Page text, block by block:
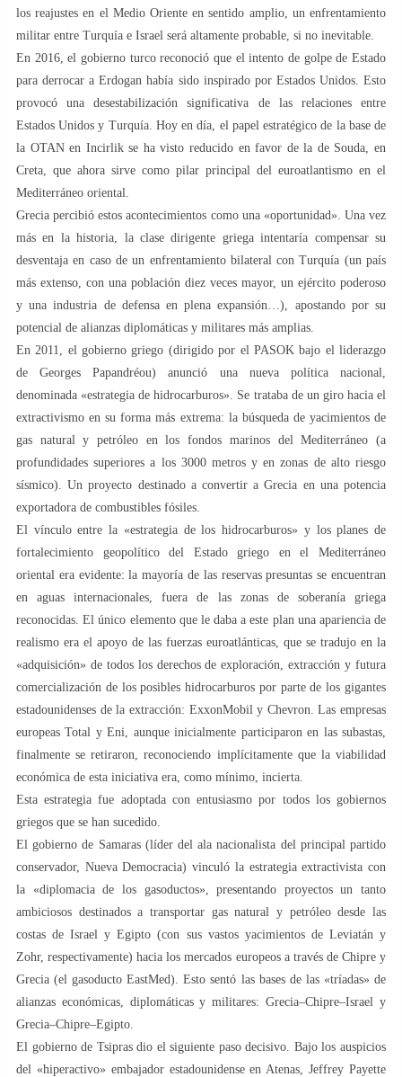
los reajustes en el Medio Oriente en sentido amplio, un enfrentamiento
militar entre Turquía e Israel será altamente probable, si no inevitable.
En 2016, el gobierno turco reconoció que el intento de golpe de Estado
para derrocar a Erdogan había sido inspirado por Estados Unidos. Esto
provocó una desestabilización significativa de las relaciones entre
Estados Unidos y Turquía. Hoy en día, el papel estratégico de la base de
la OTAN en Incirlik se ha visto reducido en favor de la de Souda, en
Creta, que ahora sirve como pilar principal del euroatlantismo en el
Mediterráneo oriental.
Grecia percibió estos acontecimientos como una «oportunidad». Una vez
más en la historia, la clase dirigente griega intentaría compensar su
desventaja en caso de un enfrentamiento bilateral con Turquía (un país
más extenso, con una población diez veces mayor, un ejército poderoso
y una industria de defensa en plena expansión…), apostando por su
potencial de alianzas diplomáticas y militares más amplias.
En 2011, el gobierno griego (dirigido por el PASOK bajo el liderazgo
de Georges Papandréou) anunció una nueva política nacional,
denominada «estrategia de hidrocarburos». Se trataba de un giro hacia el
extractivismo en su forma más extrema: la búsqueda de yacimientos de
gas natural y petróleo en los fondos marinos del Mediterráneo (a
profundidades superiores a los 3000 metros y en zonas de alto riesgo
sísmico). Un proyecto destinado a convertir a Grecia en una potencia
exportadora de combustibles fósiles.
El vínculo entre la «estrategia de los hidrocarburos» y los planes de
fortalecimiento geopolítico del Estado griego en el Mediterráneo
oriental era evidente: la mayoría de las reservas presuntas se encuentran
en aguas internacionales, fuera de las zonas de soberanía griega
reconocidas. El único elemento que le daba a este plan una apariencia de
realismo era el apoyo de las fuerzas euroatlánticas, que se tradujo en la
«adquisición» de todos los derechos de exploración, extracción y futura
comercialización de los posibles hidrocarburos por parte de los gigantes
estadounidenses de la extracción: ExxonMobil y Chevron. Las empresas
europeas Total y Eni, aunque inicialmente participaron en las subastas,
finalmente se retiraron, reconociendo implícitamente que la viabilidad
económica de esta iniciativa era, como mínimo, incierta.
Esta estrategia fue adoptada con entusiasmo por todos los gobiernos
griegos que se han sucedido.
El gobierno de Samaras (líder del ala nacionalista del principal partido
conservador, Nueva Democracia) vinculó la estrategia extractivista con
la «diplomacia de los gasoductos», presentando proyectos un tanto
ambiciosos destinados a transportar gas natural y petróleo desde las
costas de Israel y Egipto (con sus vastos yacimientos de Leviatán y
Zohr, respectivamente) hacia los mercados europeos a través de Chipre y
Grecia (el gasoducto EastMed). Esto sentó las bases de las «tríadas» de
alianzas económicas, diplomáticas y militares: Grecia–Chipre–Israel y
Grecia–Chipre–Egipto.
El gobierno de Tsipras dio el siguiente paso decisivo. Bajo los auspicios
del «hiperactivo» embajador estadounidense en Atenas, Jeffrey Payette